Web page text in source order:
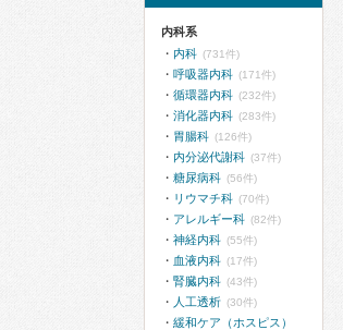
内科系
内科 (731件)
呼吸器内科 (171件)
循環器内科 (232件)
消化器内科 (283件)
胃腸科 (126件)
内分泌代謝科 (37件)
糖尿病科 (56件)
リウマチ科 (70件)
アレルギー科 (82件)
神経内科 (55件)
血液内科 (17件)
腎臓内科 (43件)
人工透析 (30件)
緩和ケア（ホスピス）